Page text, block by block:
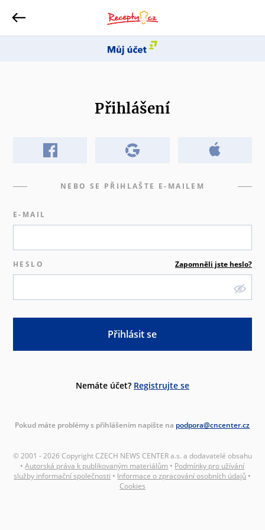
Přihlášení
NEBO SE PŘIHLAŠTE E-MAILEM
E-MAIL
HESLO Zapomněli jste heslo?
Přihlásit se
Nemáte účet? Registrujte se
Pokud máte problémy s přihlášením napište na podpora@cncenter.cz
© 2001 - 2026 Copyright CZECH NEWS CENTER a.s. a dodavatelé obsahu
•Autorská práva k publikovaným materiálům • Podmínky pro užívání
služby informační společnosti • Informace o zpracování osobních údajů •
Cookies